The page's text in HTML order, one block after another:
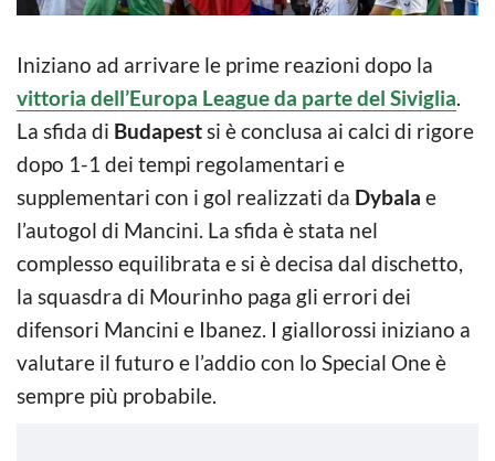
Iniziano ad arrivare le prime reazioni dopo la
vittoria dell’Europa League da parte del Siviglia.
La sfida di Budapestsi è conclusa ai calci di rigore
dopo 1-1 dei tempi regolamentari e
supplementari con i gol realizzati da Dybala e
l’autogol di Mancini. La sfida è stata nel
complesso equilibrata e si è decisa dal dischetto,
la squasdra di Mourinho paga gli errori dei
difensori Mancini e Ibanez. I giallorossi iniziano a
valutare il futuro e l’addio con lo Special One è
sempre più probabile.